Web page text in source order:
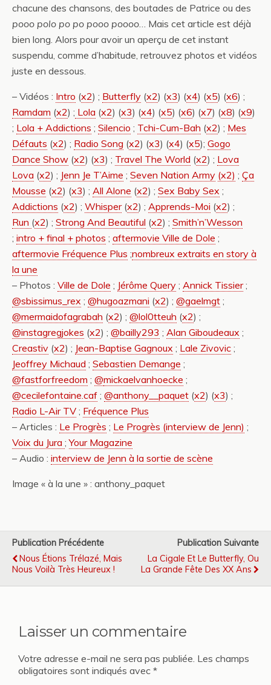
chacune des chansons, des boutades de Patrice ou des
pooo polo po po pooo poooo… Mais cet article est déjà
bien long. Alors pour avoir un aperçu de cet instant
suspendu, comme d’habitude, retrouvez photos et vidéos
juste en dessous.
– Vidéos : Intro (x2) ; Butterfly (x2) (x3) (x4) (x5) (x6) ;
Ramdam (x2) ; Lola (x2) (x3) (x4) (x5) (x6) (x7) (x8) (x9)
; Lola + Addictions ; Silencio ; Tchi-Cum-Bah (x2) ; Mes
Défauts (x2) ; Radio Song (x2) (x3) (x4) (x5); Gogo
Dance Show (x2) (x3) ; Travel The World (x2) ; Lova
Lova (x2) ; Jenn Je T’Aime ; Seven Nation Army (x2) ; Ça
Mousse (x2) (x3) ; All Alone (x2) ; Sex Baby Sex ;
Addictions (x2) ; Whisper(x2) ; Apprends-Moi (x2) ;
Run (x2) ; Strong And Beautiful (x2) ; Smith’n’Wesson
; intro + final + photos ; aftermovie Ville de Dole ;
aftermovie Fréquence Plus ;nombreux extraits en story à
la une
– Photos : Ville de Dole ; Jérôme Query ; Annick Tissier;
@sbissimus_rex ; @hugoazmani (x2) ; @gaelmgt ;
@mermaidofagrabah (x2) ; @lol0tteuh (x2) ;
@instagregjokes (x2) ; @bailly293 ; Alan Giboudeaux ;
Creastiv (x2) ; Jean-Baptise Gagnoux ; Lale Zivovic ;
Jeoffrey Michaud ; Sebastien Demange ;
@fastforfreedom ; @mickaelvanhoecke ;
@cecilefontaine.caf ; @anthony__paquet (x2) (x3) ;
Radio L-Air TV ; Fréquence Plus
– Articles : Le Progrès ; Le Progrès (interview de Jenn) ;
Voix du Jura ;Your Magazine
– Audio : interview de Jenn à la sortie de scène
Image « à la une » : anthony_paquet
Publication Précédente
Nous Étions Trélazé, Mais
Nous Voilà Très Heureux !
Publication Suivante
La Cigale Et Le Butterfly, Ou
La Grande Fête Des XX Ans
Laisser un commentaire
Votre adresse e-mail ne sera pas publiée. Les champs
obligatoires sont indiqués avec *